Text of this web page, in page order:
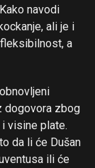
navodi
ali je i
a
dogovora zbog
visine plate.
da li će Dušan
ili će